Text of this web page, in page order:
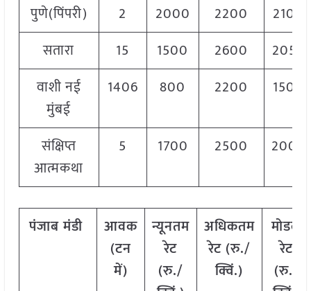
पुणे(पिंपरी)
2 2000 2200
2100
सतारा
15 1500 2600
2050
वाशी नई
मुंबई
1406 800 2200 1500
संक्षिप्त
आत्मकथा
5 1700 2500 2000
पंजाबमंडी
आवक
(टन
में)
न्यूनतम
रेट
(रु./
अधिकतम
रेट (रु./
क्विं.)
मोडल
रेट
(रु./